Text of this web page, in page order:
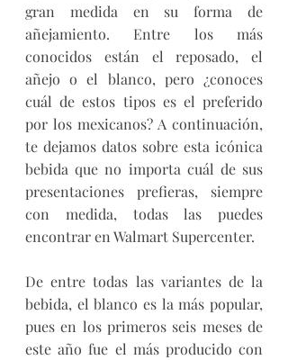
gran medida en su forma de
añejamiento. Entre los más
conocidos están el reposado, el
añejo o el blanco, pero ¿conoces
cuál de estos tipos es el preferido
por los mexicanos? A continuación,
te dejamos datos sobre esta icónica
bebida que no importa cuál de sus
presentaciones prefieras, siempre
con medida, todas las puedes
encontrar en Walmart Supercenter.
De entre todas las variantes de la
bebida, el blanco es la más popular,
pues en los primeros seis meses de
este año fue el más producido con